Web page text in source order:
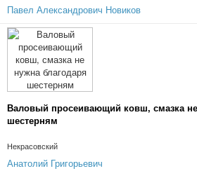
Павел Александрович Новиков
Валовый просеивающий ковш, смазка
шестерням
Некрасовский
Анатолий Григорьевич